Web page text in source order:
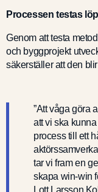
Processen testas
Genom att testa
och byggprojekt
säkerställer att den
”Att våga göra
att vi ska
process till ett
tar vi fram en
skapa win-win